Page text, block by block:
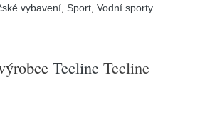
vybavení Sport Vodní sporty
Tecline Tecline